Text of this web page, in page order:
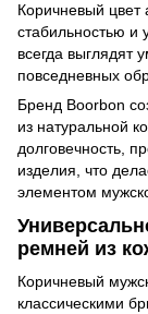
Коричневый цвет
стабильностью и
всегда выглядят
повседневных
Бренд Boorbon
из натуральной
долговечность,
изделия, что
элементом
ремней из
Коричневый
классическими